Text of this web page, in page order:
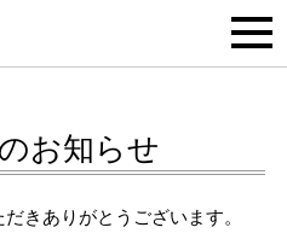
BLOG
お知らせ
きありがとうございます。